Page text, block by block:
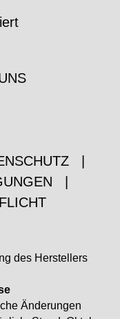
des Herstellers
Änderungen